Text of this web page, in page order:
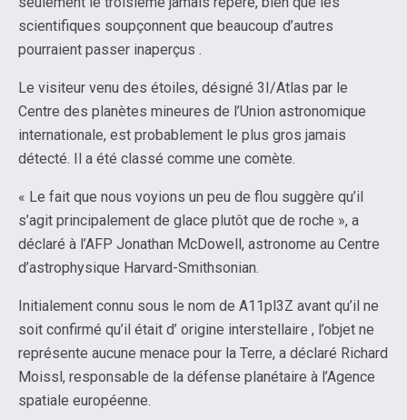
scientifiques soupçonnent que beaucoup d’autres
pourraient passer inaperçus .
Le visiteur venu des étoiles, désigné 3I/Atlas par le
Centre des planètes mineures de l’Union astronomique
internationale, est probablement le plus gros jamais
détecté. Il a été classé comme une comète.
« Le fait que nous voyions un peu de flou suggère qu’il
s’agit principalement de glace plutôt que de roche », a
déclaré à l’AFP Jonathan McDowell, astronome au Centre
d’astrophysique Harvard-Smithsonian.
Initialement connu sous le nom de A11pl3Z avant qu’il ne
soit confirmé qu’il était d’ origine interstellaire , l’objet ne
représente aucune menace pour la Terre, a déclaré Richard
Moissl, responsable de la défense planétaire à l’Agence
spatiale européenne.